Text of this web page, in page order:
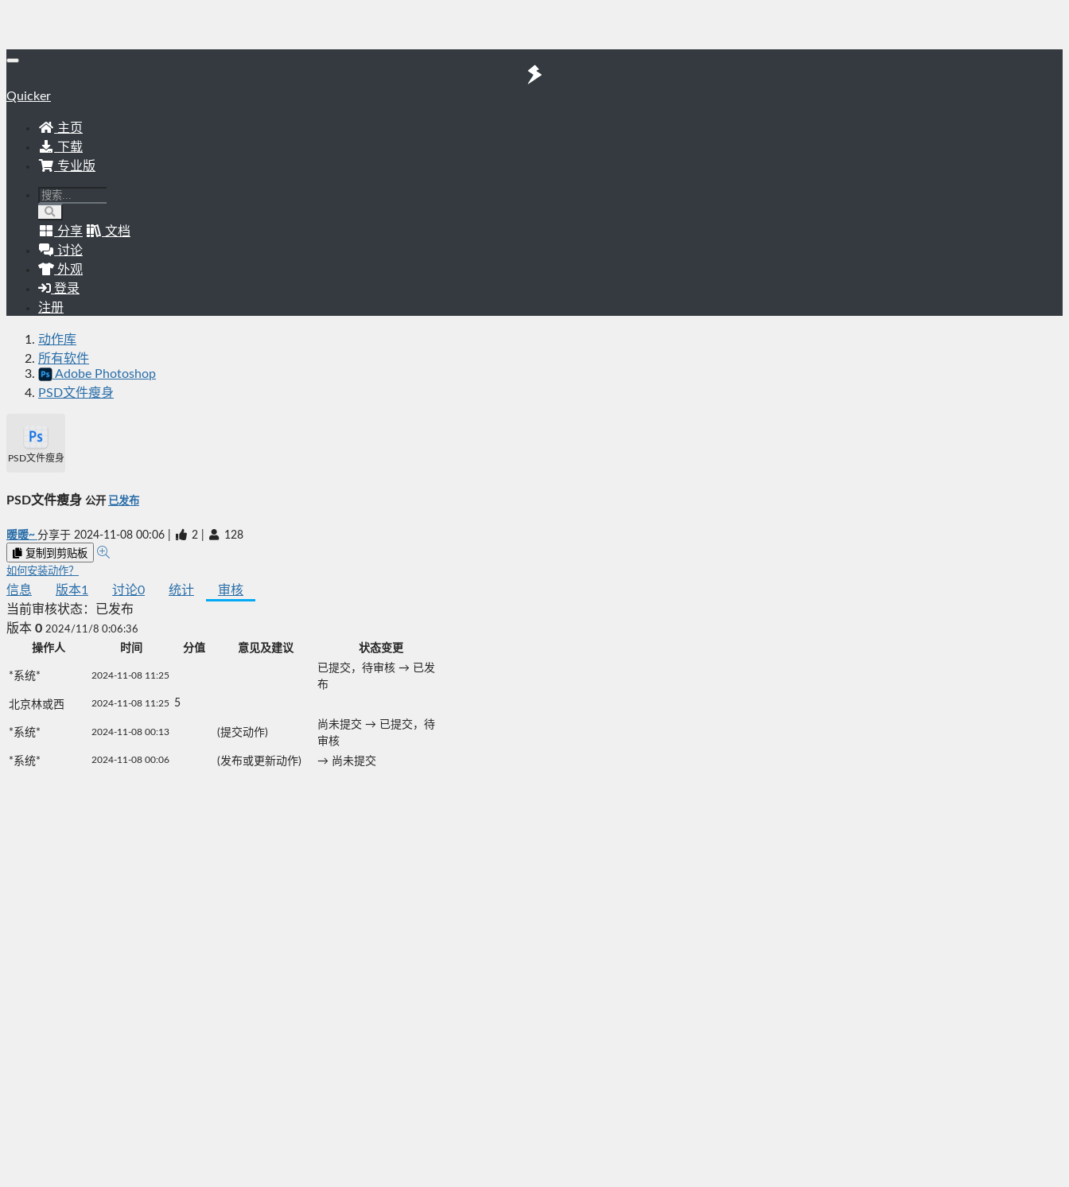
Quicker
主页
下载
专业版
分享
文档
讨论
外观
登录
注册
动作库
所有软件
Adobe Photoshop
PSD文件瘦身
PSD文件瘦身
PSD文件瘦身 公开 已发布
暖暖~ 分享于 2024-11-08 00:06 2 128
复制到剪贴板
如何安装动作？
信息 版本1 讨论0 统计
审核
当前审核状态：
已发布
版本 0 2024/11/8 0:06:36
操作人
时间 分值 意见及建议 状态变更
*系统* 2024-11-08 11:25
已提交，待审核 → 已发
布
北京林或西
2024-11-08 11:25 5
*系统* 2024-11-08 00:13 (提交动作)
尚未提交 → 已提交，待
审核
*系统*
2024-11-08 00:06 (发布或更新动作) → 尚未提交